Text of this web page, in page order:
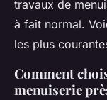
travaux de
à fait normal.
les plus
Comment
menuiserie